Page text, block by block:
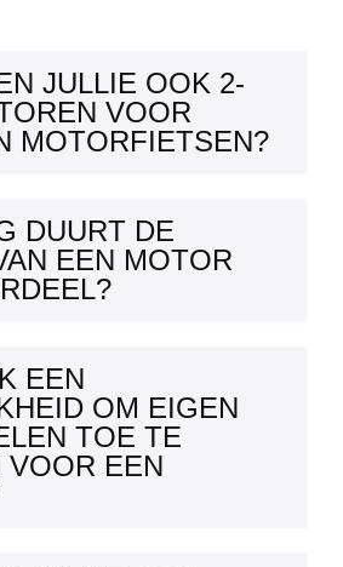
JULLIE OOK 2-
VOOR
MOTORFIETSEN?
DUURT DE
EEN MOTOR
EEN
OM EIGEN
TOE TE
VOOR EEN